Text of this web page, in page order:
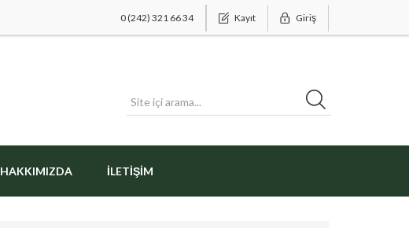
0 (242) 321 66 34 Kayıt Giriş
HAKKIMIZDA İLETIŞIM